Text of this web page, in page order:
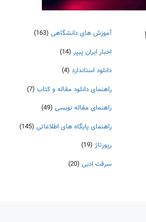
آموزش های دانشگاهی (163)
اخبار ایران پیپر (14)
دانلود استاندارد (4)
راهنمای دانلود مقاله و کتاب (7)
راهنمای مقاله نویسی (49)
راهنمای پایگاه های اطلاعاتی (145)
رپورتاژ (19)
سرقت ادبی (20)